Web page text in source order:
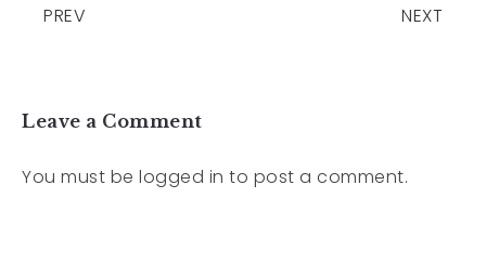
PREV NEXT
Leave a Comment
You must be logged in to post a comment.